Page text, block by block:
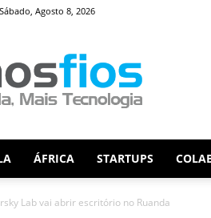
Sábado, Agosto 8, 2026
Fios
ÁFRICA STARTUPS
Lab vai abrir escritório no Ruanda